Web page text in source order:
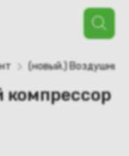
Поиск
товаров
(новый.) Воздушный